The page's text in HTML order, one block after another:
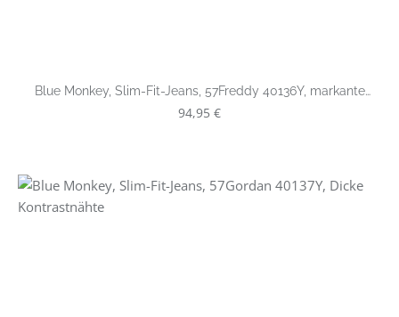
Blue Monkey, Slim-Fit-Jeans, 57Freddy 40136Y, markante
Waschung
Regulärer Preis:
94,95 €